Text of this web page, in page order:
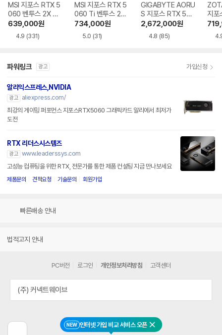
NEW 인터넷 가입 비교 서비스 오픈 닫기
MSI 지포스 RTX 5
060 벤투스 2X OC
D7 8GB
639,000원
4.9 (331)
MSI 지포스 RTX 5
060 Ti 벤투스 2X
OC 플러스 D7 8G
734,000원
5.0 (31)
GIGABYTE AORU
S 지포스 RTX 508
0 MASTER D7 16
GB 제이씨현
2,672,000원
4.8 (85)
지
Ti
D7
파워링크 광고 가입신청
알리익스프레스,NVIDIA
광고
aliexpress.com/
최강의 게이밍 퍼포먼스 지포스RTX5060 그래픽카드 알리에서 최저가
도전
RTX 리더스시스템즈
광고 www.leaderssys.com
고성능 컴퓨팅을 위한 RTX, 전문가를 통한 제품 컨설팅 지금 만나보세요
제품문의 견적요청 기술문의 회원가입
빠른배송 안내
법적고지 안내
PC버전 로그인 개인정보처리방침 고객센터
(주) 커넥트웨이브